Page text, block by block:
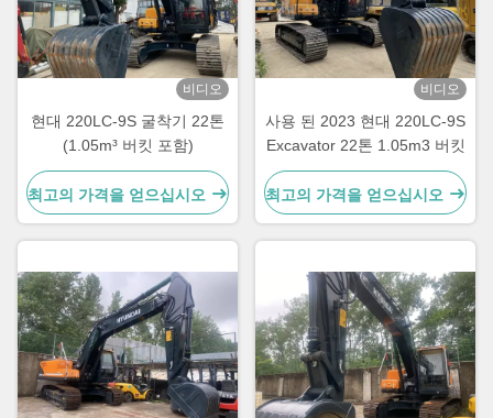
비디오
현대 220LC-9S 굴착기 22톤
(1.05m³ 버킷 포함)
최고의 가격을 얻으십시오
비디오
사용 된 2023 현대 220LC-9S
Excavator 22톤 1.05m3 버킷
최고의 가격을 얻으십시오